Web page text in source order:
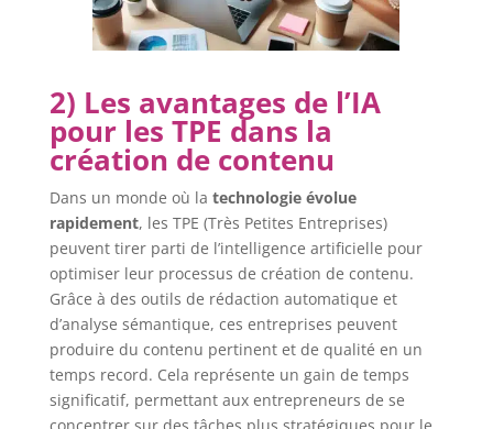
2) Les avantages de l’IA
pour les TPE dans la
création de contenu
Dans un monde où la technologie évolue
rapidement, les TPE (Très Petites Entreprises)
peuvent tirer parti de l’intelligence artificielle pour
optimiser leur processus de création de contenu.
Grâce à des outils de rédaction automatique et
d’analyse sémantique, ces entreprises peuvent
produire du contenu pertinent et de qualité en un
temps record. Cela représente un gain de temps
significatif, permettant aux entrepreneurs de se